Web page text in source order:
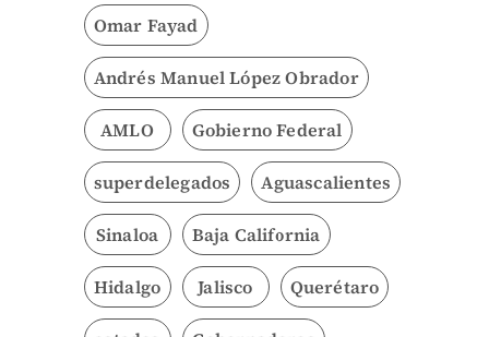
Omar Fayad
Andrés Manuel López Obrador
AMLO Gobierno Federal
superdelegados Aguascalientes
Sinaloa Baja California
Hidalgo Jalisco Querétaro